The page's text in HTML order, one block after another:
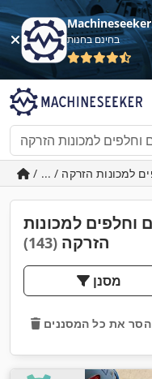
Machineseeker
בחינם בחנות
וחלפים למכונות
הזרקה (143)
מסנן
הסר את כל המסננים